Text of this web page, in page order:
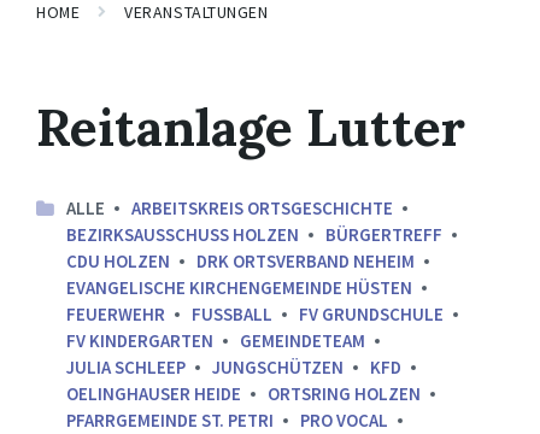
HOME VERANSTALTUNGEN
Reitanlage Lutter
ALLE
ARBEITSKREIS ORTSGESCHICHTE
BEZIRKSAUSSCHUSS HOLZEN
BÜRGERTREFF
CDU HOLZEN
DRK ORTSVERBAND NEHEIM
EVANGELISCHE KIRCHENGEMEINDE HÜSTEN
FEUERWEHR
FUSSBALL
FV GRUNDSCHULE
FV KINDERGARTEN
GEMEINDETEAM
JULIA SCHLEEP
JUNGSCHÜTZEN
KFD
OELINGHAUSER HEIDE
ORTSRING HOLZEN
PFARRGEMEINDE ST. PETRI
PRO VOCAL